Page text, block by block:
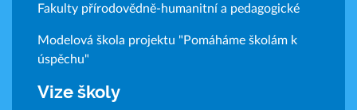
Fakulty přírodovědně-humanitní a pedagogické
Modelová škola projektu "Pomáháme školám k
úspěchu"
Vize školy